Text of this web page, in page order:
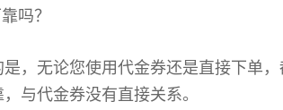
吗？
，无论您使用代金券还是直接下单
与代金券没有直接关系。